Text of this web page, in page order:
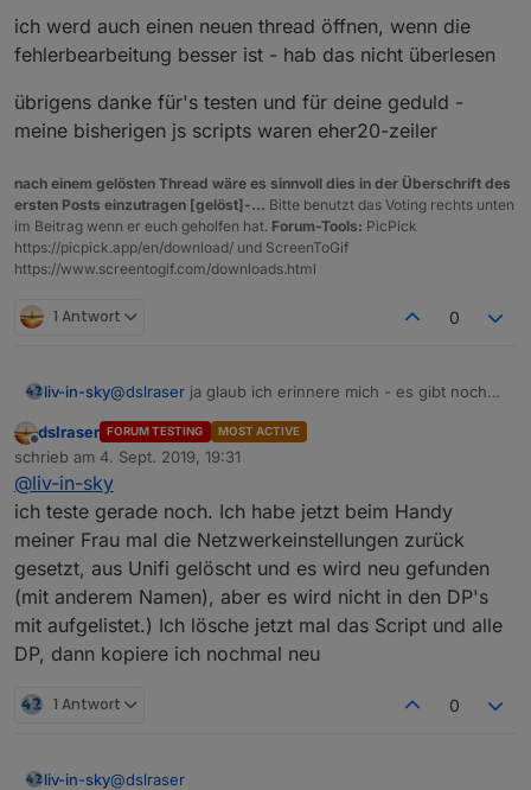
noch eine Info/Frage ?
im Log taucht jetzt alle 20 Sekunden als bzw.
unter info: eine meiner amazon Geräte auf,
liv-in-sky
Ich zitiere mich mal selbst...(kommt alle 20 Sekunden)
4.9.2019, 21:15:17.089	[info ]: javascript.0
ich werd auch einen neuen thread öffnen, wenn die
fehlerbearbeitung besser ist - hab das nicht überlesen
übrigens danke für's testen und für deine geduld -
meine bisherigen js scripts waren eher20-zeiler
nach einem gelösten Thread wäre es sinnvoll dies in der Überschrift des
ersten Posts einzutragen [gelöst]-... Bitte benutzt das Voting rechts unten
im Beitrag wenn er euch geholfen hat. Forum-Tools: PicPick
https://picpick.app/en/download/ und ScreenToGif
https://www.screentogif.com/downloads.html
1 Antwort 0
liv-in-sky@dslraser ja glaub ich erinnere mich - es gibt noch
mach bitte dlog(...) daraus - du hast das neue file zu
schnell gedownloaded - ich habe es erst nach ein
paar minuten im forum geändert - sorry
abe wir testen ja noch - da kann das mal passieren
was macht das ein-abmelden deines handy - ist jetzt
ruhe eingerkehrt ?
Offline
dslraser FORUM TESTING MOST ACTIVE
schrieb am 4. Sept. 2019, 19:31
zuletzt editiert von
@liv-in-sky
ich teste gerade noch. Ich habe jetzt beim Handy
meiner Frau mal die Netzwerkeinstellungen zurück
gesetzt, aus Unifi gelöscht und es wird neu gefunden
(mit anderem Namen), aber es wird nicht in den DP's
mit aufgelistet.) Ich lösche jetzt mal das Script und alle
DP, dann kopiere ich nochmal neu
1 Antwort 0
liv-in-sky@dslraser